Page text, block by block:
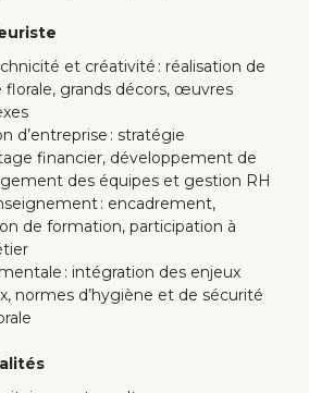
et créativité : réalisation de
florale, grands décors, œuvres
d’entreprise : stratégie
financier, développement de
des équipes et gestion RH
: encadrement,
de formation, participation à
: intégration des enjeux
normes d’hygiène et de sécurité